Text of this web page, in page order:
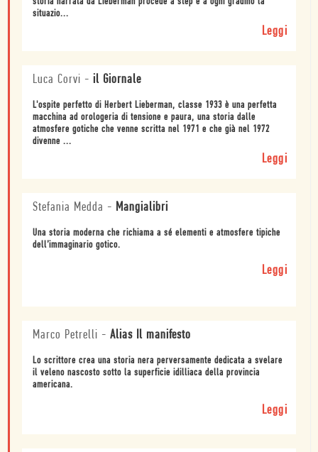
situazio...
Leggi
Luca Corvi - il Giornale
L'ospite perfetto di Herbert Lieberman, classe 1933 è una perfetta
macchina ad orologeria di tensione e paura, una storia dalle
atmosfere gotiche che venne scritta nel 1971 e che già nel 1972
divenne ...
Leggi
Stefania Medda - Mangialibri
Una storia moderna che richiama a sé elementi e atmosfere tipiche
dell’immaginario gotico.
Leggi
Marco Petrelli - Alias Il manifesto
Lo scrittore crea una storia nera perversamente dedicata a svelare
il veleno nascosto sotto la superficie idilliaca della provincia
americana.
Leggi